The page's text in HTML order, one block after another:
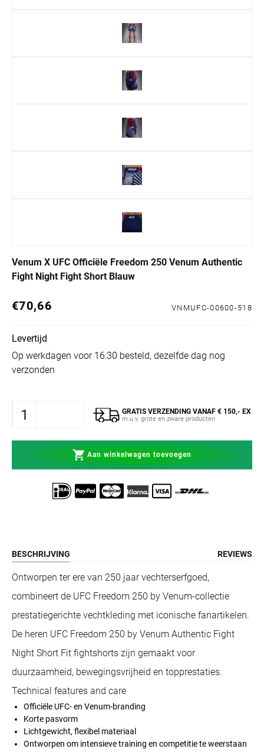
Venum X UFC Officiële Freedom 250 Venum Authentic
Fight Night Fight Short Blauw
Normale prijs
€70,66 VNMUFC-00600-518
Levertijd
Op werkdagen voor 16:30 besteld, dezelfde dag nog
verzonden
GRATIS VERZENDING VANAF € 150,- EX
m.u.v. grote en zware producten
Aan winkelwagen toevoegen
BESCHRIJVING REVIEWS
Ontworpen ter ere van 250 jaar vechterserfgoed,
combineert de UFC Freedom 250 by Venum-collectie
prestatiegerichte vechtkleding met iconische fanartikelen.
De heren UFC Freedom 250 by Venum Authentic Fight
Night Short Fit fightshorts zijn gemaakt voor
duurzaamheid, bewegingsvrijheid en topprestaties.
Technical features and care
Officiële UFC- en Venum-branding
Korte pasvorm
Lichtgewicht, flexibel materiaal
Ontworpen om intensieve training en competitie te weerstaan